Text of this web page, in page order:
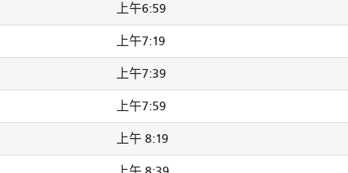
上午6:59
上午7:19
上午7:39
上午7:59
上午 8:19